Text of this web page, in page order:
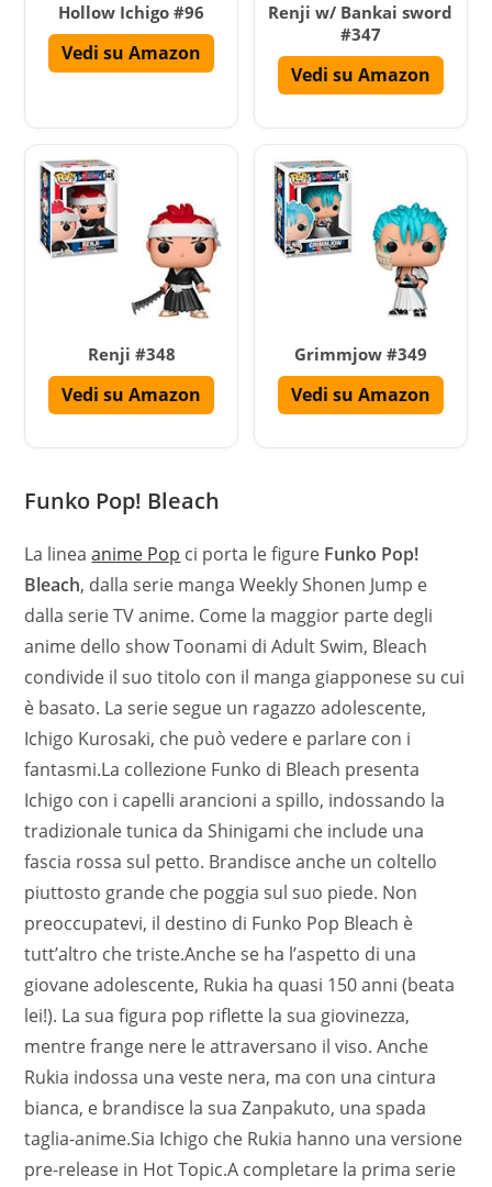
Hollow Ichigo #96
Vedi su Amazon
Renji w/ Bankai sword
#347
Vedi su Amazon
Renji #348
Vedi su Amazon
Grimmjow #349
Vedi su Amazon
Funko Pop! Bleach
La lineaanime Pop ci porta le figure Funko Pop!
Bleach, dalla serie manga Weekly Shonen Jump e
dalla serie TV anime. Come la maggior parte degli
anime dello show Toonami di Adult Swim, Bleach
condivide il suo titolo con il manga giapponese su cui
è basato. La serie segue un ragazzo adolescente,
Ichigo Kurosaki, che può vedere e parlare con i
fantasmi.La collezione Funko di Bleach presenta
Ichigo con i capelli arancioni a spillo, indossando la
tradizionale tunica da Shinigami che include una
fascia rossa sul petto. Brandisce anche un coltello
piuttosto grande che poggia sul suo piede. Non
preoccupatevi, il destino di Funko Pop Bleach è
tutt’altro che triste.Anche se ha l’aspetto di una
giovane adolescente, Rukia ha quasi 150 anni (beata
lei!). La sua figura pop riflette la sua giovinezza,
mentre frange nere le attraversano il viso. Anche
Rukia indossa una veste nera, ma con una cintura
bianca, e brandisce la sua Zanpakuto, una spada
taglia-anime.Sia Ichigo che Rukia hanno una versione
pre-release in Hot Topic.A completare la prima serie